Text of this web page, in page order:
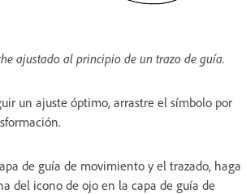
ajustado al principio de un trazo de guía.
un ajuste óptimo, arrastre el símbolo por
de guía de movimiento y el trazado, haga
del icono de ojo en la capa de guía de